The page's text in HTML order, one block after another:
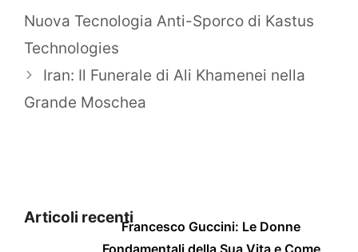
Nuova Tecnologia Anti-Sporco di Kastus
Technologies
Iran: Il Funerale di Ali Khamenei nella
Grande Moschea
Articoli recentiFrancesco Guccini: Le Donne
Fondamentali della Sua Vita e Come